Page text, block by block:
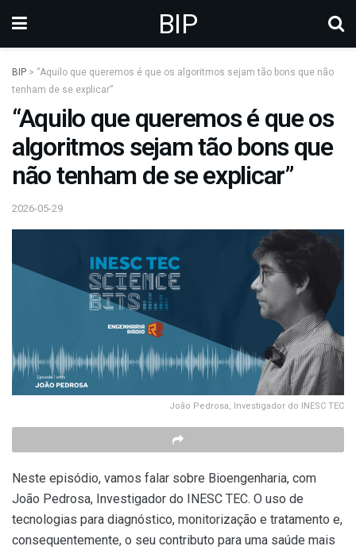
BIP
BIP > “Aquilo que queremos é que os algoritmos sejam tão bons que não
tenham de se explicar”
“Aquilo que queremos é que os
algoritmos sejam tão bons que
não tenham de se explicar”
2026-05-29
João Pedrosa, Investigador do INESC TEC
Neste episódio, vamos falar sobre Bioengenharia, com
João Pedrosa, Investigador do INESC TEC. O uso de
tecnologias para diagnóstico, monitorização e tratamento e,
consequentemente, o seu contributo para uma saúde mais